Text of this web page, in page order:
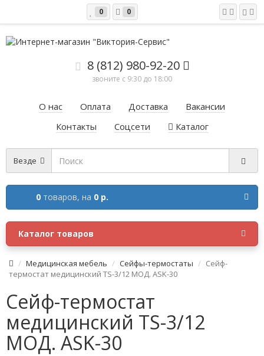
0 0
8 (812) 980-92-20
звоните с 9:30 до 18:00
О нас Оплата Доставка
Вакансии
Контакты
Соцсети Каталог
Везде
0 товаров, на 0 р.
Каталог товаров
Медицинская мебель Сейфы-термостаты
Сейф-
термостат медицинский TS-3/12 МОД. ASK-30
Сейф-термостат
медицинский TS-3/12
МОД. ASK-30